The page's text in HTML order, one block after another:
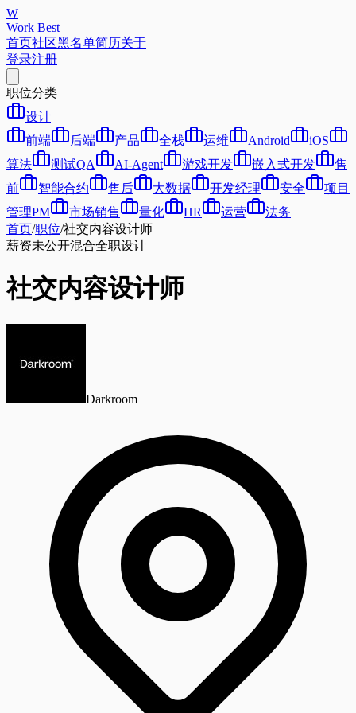
W
Work Best
首页社区黑名单简历关于
登录注册
职位分类
设计
前端
后端 产品 全栈 运维 Android
iOS
算法
测试QA AI-Agent 游戏开发 嵌入式开发
售
前
智能合约 售后 大数据 开发经理 安全
项目
管理PM
市场销售 量化 HR 运营
法务
首页/职位/社交内容设计师
薪资未公开混合全职设计
社交内容设计师
Darkroom